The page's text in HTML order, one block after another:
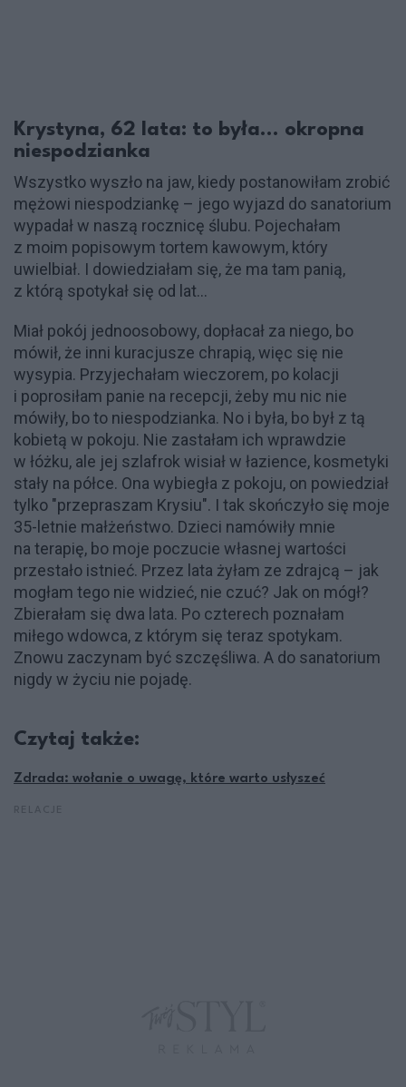
Krystyna, 62 lata: to była... okropna
niespodzianka
Wszystko wyszło na jaw, kiedy postanowiłam zrobić
mężowi niespodziankę – jego wyjazd do sanatorium
wypadał w naszą rocznicę ślubu. Pojechałam
z moim popisowym tortem kawowym, który
uwielbiał. I dowiedziałam się, że ma tam panią,
z którą spotykał się od lat…
Miał pokój jednoosobowy, dopłacał za niego, bo
mówił, że inni kuracjusze chrapią, więc się nie
wysypia. Przyjechałam wieczorem, po kolacji
i poprosiłam panie na recepcji, żeby mu nic nie
mówiły, bo to niespodzianka. No i była, bo był z tą
kobietą w pokoju. Nie zastałam ich wprawdzie
w łóżku, ale jej szlafrok wisiał w łazience, kosmetyki
stały na półce. Ona wybiegła z pokoju, on powiedział
tylko "przepraszam Krysiu". I tak skończyło się moje
35-letnie małżeństwo. Dzieci namówiły mnie
na terapię, bo moje poczucie własnej wartości
przestało istnieć. Przez lata żyłam ze zdrajcą – jak
mogłam tego nie widzieć, nie czuć? Jak on mógł?
Zbierałam się dwa lata. Po czterech poznałam
miłego wdowca, z którym się teraz spotykam.
Znowu zaczynam być szczęśliwa. A do sanatorium
nigdy w życiu nie pojadę.
Czytaj także:
Zdrada: wołanie o uwagę, które warto usłyszeć